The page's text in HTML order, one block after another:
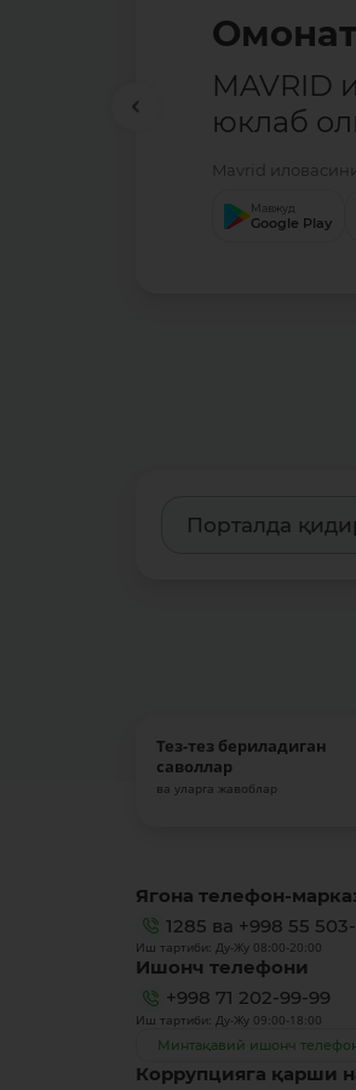
MAVRID
юклаб
Mavrid
Мавжуд
Google Play
Тез-тез бериладиган
саволлар
ва уларга жавоблар
Ягона телефон-
1285 ва +998 55
Иш тартиби: Ду-Жу 08:00-20:00
Ишонч телефони
+998 71 202-99-99
Иш тартиби: Ду-Жу 09:00-18:00
Минтақавий ишонч
Коррупцияга қарши